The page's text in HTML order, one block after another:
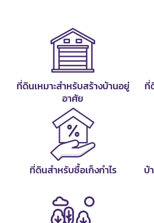
ที่ดินเหมาะสำหรับสร้างบ้านอยู่
อาศัย
ที่
ที่ดินสำหรับซื้อเก็งกำไร บ้